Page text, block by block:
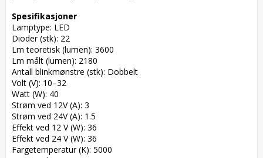
Spesifikasjoner
Lamptype: LED
Dioder (stk): 22
Lm teoretisk (lumen): 3600
Lm målt (lumen): 2180
Antall blinkmønstre (stk): Dobbelt
Volt (V): 10–32
Watt (W): 40
Strøm ved 12V (A): 3
Strøm ved 24V (A): 1.5
Effekt ved 12 V (W): 36
Effekt ved 24 V (W): 36
Fargetemperatur (K): 5000